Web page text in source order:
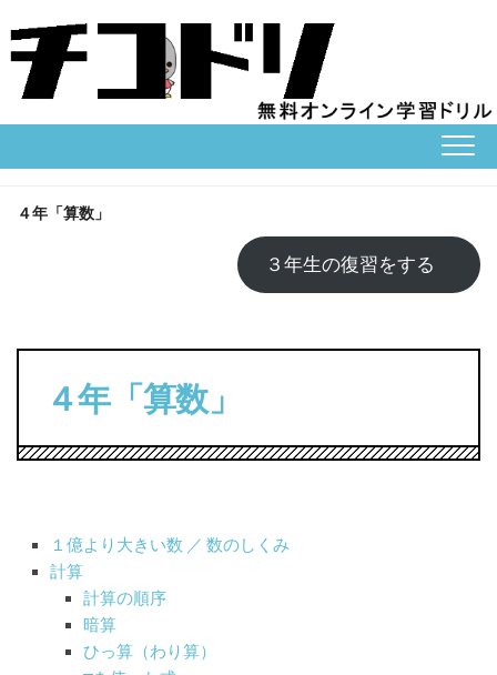
to
content
４年「算数」
３年生の復習をする
４年「算数」
１億より大きい数 ／ 数のしくみ
計算
計算の順序
暗算
ひっ算（わり算）